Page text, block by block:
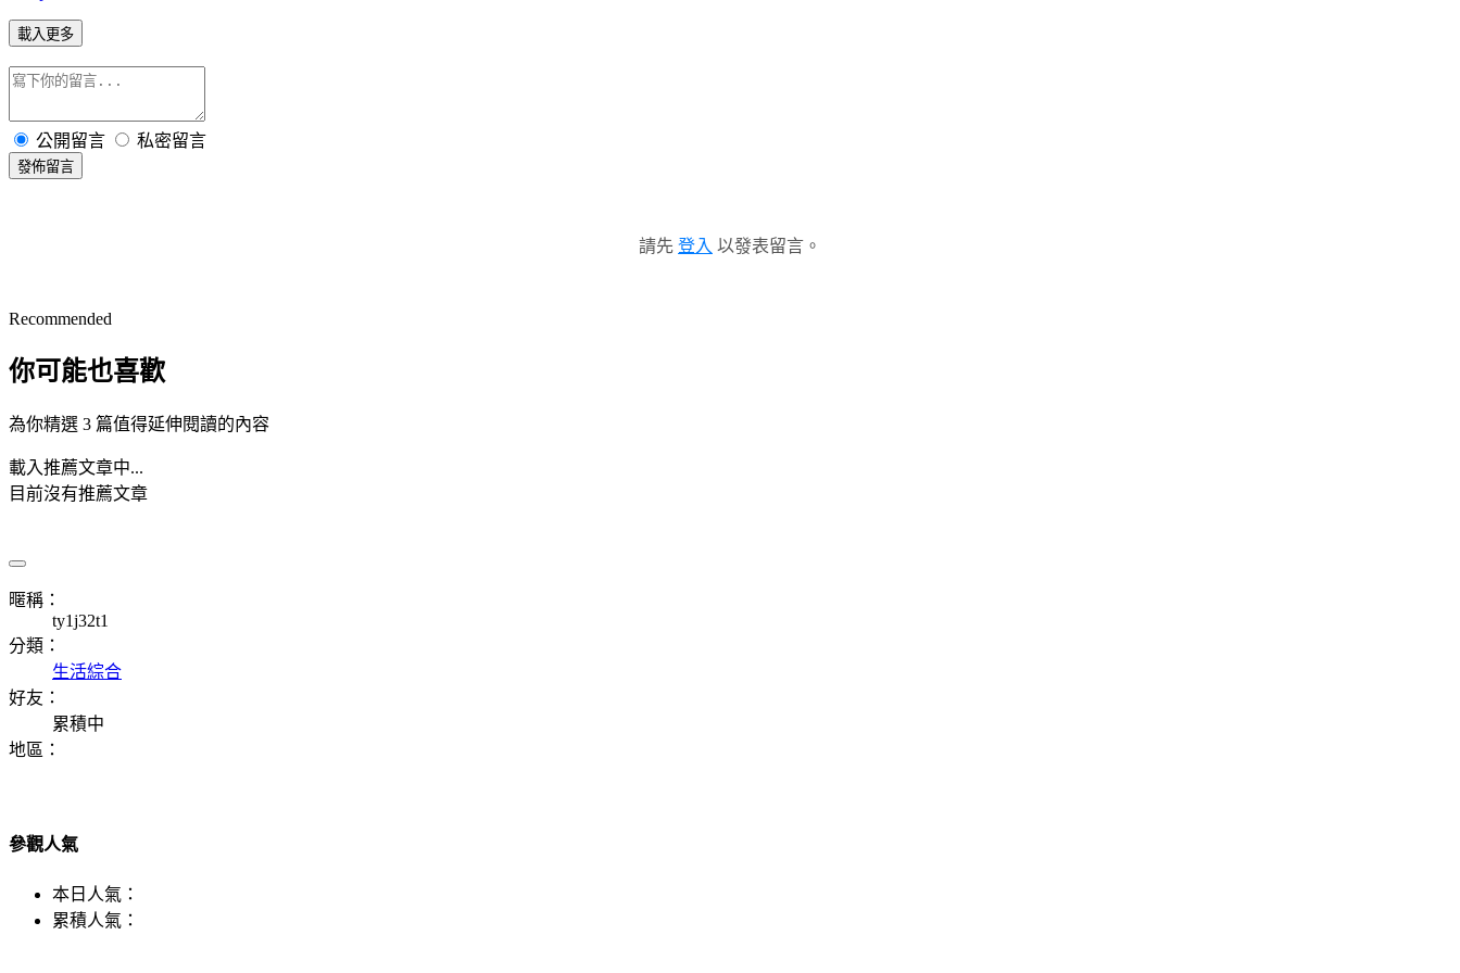
載入更多
公開留言 私密留言
發佈留言
請先 登入 以發表留言。
Recommended
你可能也喜歡
為你精選 3 篇值得延伸閱讀的內容
載入推薦文章中...
目前沒有推薦文章
暱稱：
ty1j32t1
分類：
生活綜合
好友：
累積中
地區：
參觀人氣
本日人氣：
累積人氣：